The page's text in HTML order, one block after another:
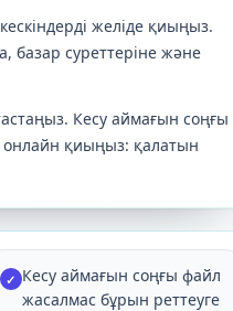
желіде қиыңыз.
базар суреттеріне және
Кесу аймағын соңғы
онлайн қиыңыз: қалатын
✓ Кесу аймағын соңғы файл
жасалмас бұрын реттеуге